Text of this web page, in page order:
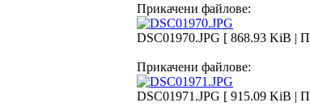
Прикачени файлове:
DSC01970.JPG [ 868.93 KiB |
Прикачени файлове:
DSC01971.JPG [ 915.09 KiB |